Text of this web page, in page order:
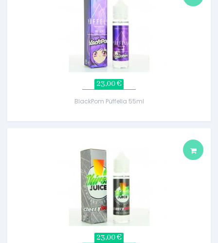
23,00 €
BlackPom Püffella 55ml
23,00 €